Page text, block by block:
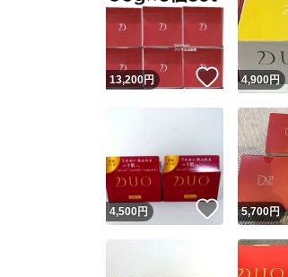
13,200円 いいね！
4,900円
4,500円 いいね！
5,700円